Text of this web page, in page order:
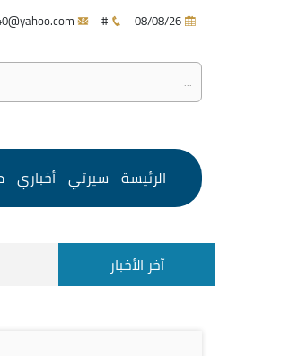
#
الرئيسة سيرتي أخباري
آخر الأخبار